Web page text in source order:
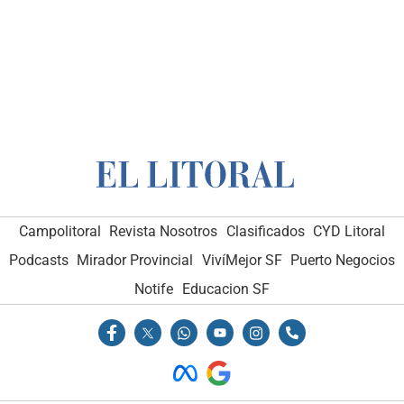
Campolitoral Revista Nosotros Clasificados CYD Litoral
Podcasts Mirador Provincial VivíMejor SF Puerto Negocios
Notife Educacion SF